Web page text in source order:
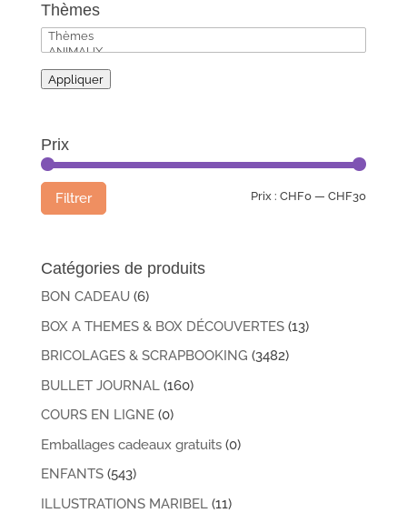
Thèmes
Appliquer
Prix
Prix
Prix
Filtrer Prix :CHF0 —CHF30
Catégories de produits
BON CADEAU (6)
BOX A THEMES & BOX DÉCOUVERTES (13)
BRICOLAGES & SCRAPBOOKING (3482)
BULLET JOURNAL (160)
COURS EN LIGNE (0)
Emballages cadeaux gratuits (0)
ENFANTS (543)
ILLUSTRATIONS MARIBEL (11)